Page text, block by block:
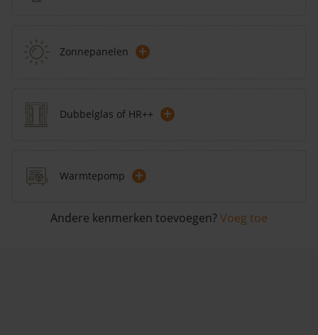
Zonnepanelen +
Dubbelglas of HR++ +
Warmtepomp +
Andere kenmerken toevoegen? Voeg toe